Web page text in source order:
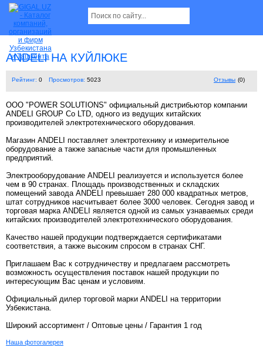
ANDELI НА КУЙЛЮКЕ
Рейтинг: 0 Просмотров: 5023 Отзывы (0)
OOO "POWER SOLUTIONS" официальный дистрибьютор компании
ANDELI GROUP Co LTD, одного из ведущих китайских
производителей электротехнического оборудования.
Магазин ANDELI поставляет электротехнику и измерительное
оборудование а также запасные части для промышленных
предприятий.
Электрооборудование ANDELI реализуется и используется более
чем в 90 странах. Площадь производственных и складских
помещений завода ANDELI превышает 280 000 квадратных метров,
штат сотрудников насчитывает более 3000 человек. Сегодня завод и
торговая марка ANDELI является одной из самых узнаваемых среди
китайских производителей электротехнического оборудования.
Качество нашей продукции подтверждается сертификатами
соответствия, а также высоким спросом в странах СНГ.
Приглашаем Вас к сотрудничеству и предлагаем рассмотреть
возможность осуществления поставок нашей продукции по
интересующим Вас ценам и условиям.
Официальный дилер торговой марки ANDELI на территории
Узбекистана.
Широкий ассортимент / Оптовые цены / Гарантия 1 год
Наша фотогалерея